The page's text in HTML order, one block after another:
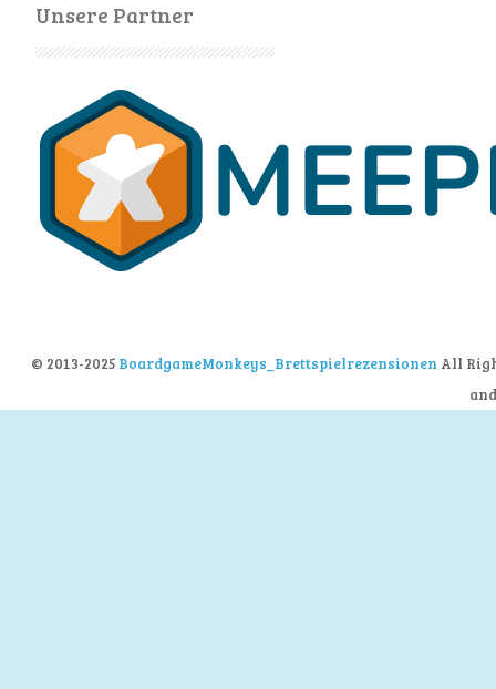
Unsere Partner
© 2013-2025 BoardgameMonkeys_Brettspielrezensionen All